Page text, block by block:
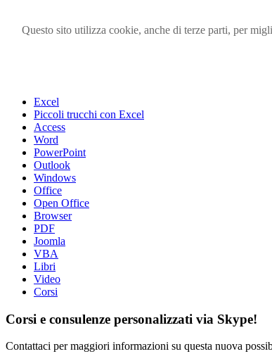
Questo sito utilizza cookie, anche di terze parti, per
Excel
Piccoli trucchi con Excel
Access
Word
PowerPoint
Outlook
Windows
Office
Open Office
Browser
PDF
Joomla
VBA
Libri
Video
Corsi
Corsi e consulenze personalizzati via Skype!
Contattaci per maggiori informazioni su questa nuova